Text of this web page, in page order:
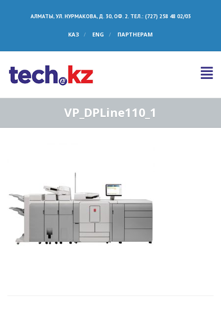
АЛМАТЫ, УЛ. НУРМАКОВА, Д. 30, ОФ. 2. ТЕЛ.: (727) 258 48 02/03
КАЗ ENG ПАРТНЕРАМ
VP_DPLine110_1